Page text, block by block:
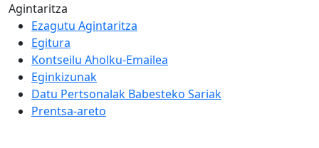
Agintaritza
Ezagutu Agintaritza
Egitura
Kontseilu Aholku-Emailea
Eginkizunak
Datu Pertsonalak Babesteko Sariak
Prentsa-areto